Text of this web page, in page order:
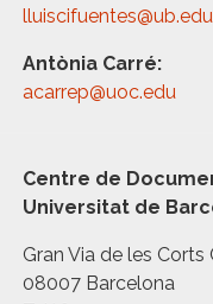
lluiscifuentes@ub.edu
Antònia Carré:
acarrep@uoc.edu
Centre de
Universitat de
Gran Via de les Corts
08007 Barcelona